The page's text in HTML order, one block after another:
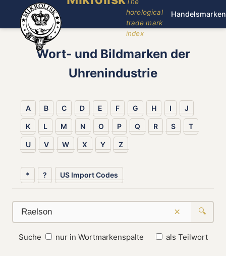
horological
trade mark
index
Handelsmarken
Wort- und Bildmarken der
Uhrenindustrie
A B C D E F G H I J
K L M N O P Q R S T
U V W X Y Z
* ? US Import Codes
× 🔍
Suche nur in Wortmarkenspalte als Teilwort